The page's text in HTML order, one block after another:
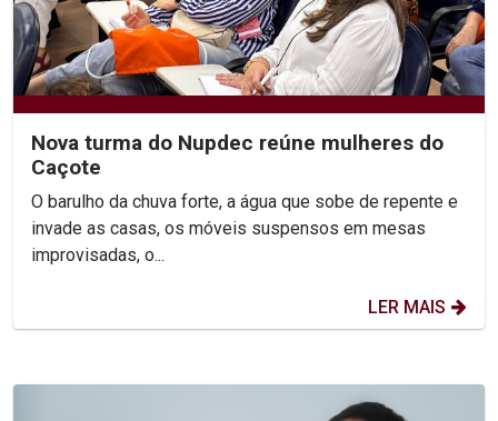
Nova turma do Nupdec reúne mulheres do
Caçote
O barulho da chuva forte, a água que sobe de repente e
invade as casas, os móveis suspensos em mesas
improvisadas, o...
LER MAIS